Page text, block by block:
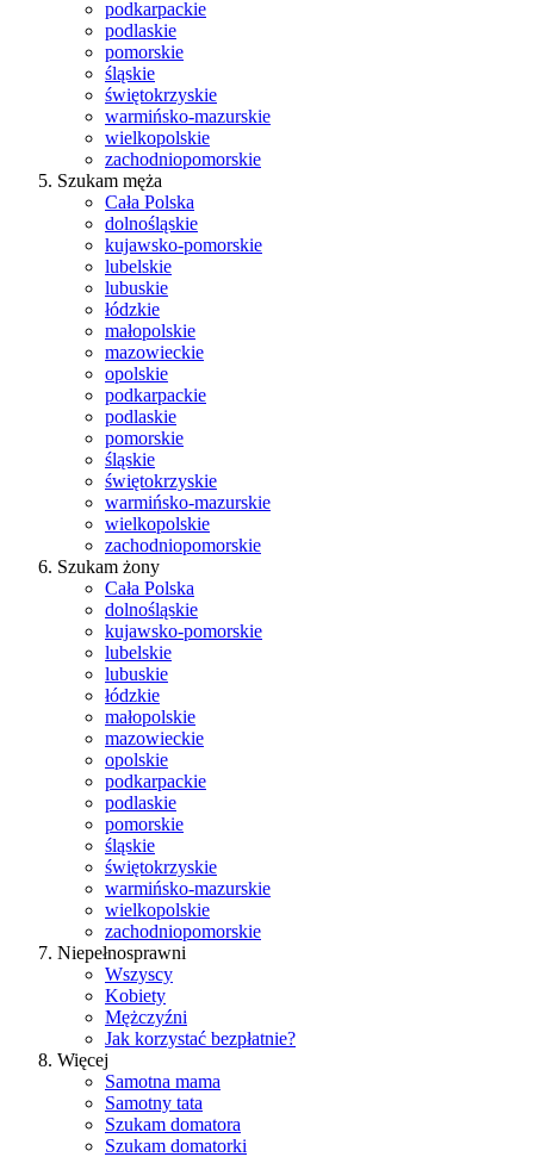
podkarpackie
podlaskie
pomorskie
śląskie
świętokrzyskie
warmińsko-mazurskie
wielkopolskie
zachodniopomorskie
Szukam męża
Cała Polska
dolnośląskie
kujawsko-pomorskie
lubelskie
lubuskie
łódzkie
małopolskie
mazowieckie
opolskie
podkarpackie
podlaskie
pomorskie
śląskie
świętokrzyskie
warmińsko-mazurskie
wielkopolskie
zachodniopomorskie
Szukam żony
Cała Polska
dolnośląskie
kujawsko-pomorskie
lubelskie
lubuskie
łódzkie
małopolskie
mazowieckie
opolskie
podkarpackie
podlaskie
pomorskie
śląskie
świętokrzyskie
warmińsko-mazurskie
wielkopolskie
zachodniopomorskie
Niepełnosprawni
Wszyscy
Kobiety
Mężczyźni
Jak korzystać bezpłatnie?
Więcej
Samotna mama
Samotny tata
Szukam domatora
Szukam domatorki